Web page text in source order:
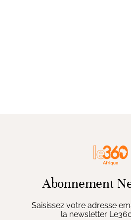
Abonnement
Saisissez votre adresse
la newsletter